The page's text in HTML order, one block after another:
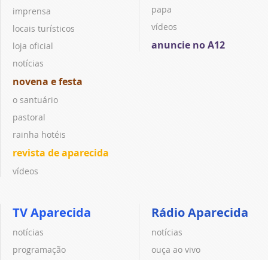
imprensa
locais turísticos
loja oficial
notícias
novena e festa
o santuário
pastoral
rainha hotéis
revista de aparecida
vídeos
papa
vídeos
anuncie no A12
TV Aparecida
notícias
programação
Rádio Aparecida
notícias
ouça ao vivo